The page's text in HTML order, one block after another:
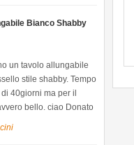
Bianco Shabby
un tavolo allungabile
stile shabby. Tempo
40giorni ma per il
bello. ciao Donato